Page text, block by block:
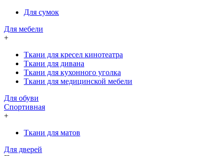
Для сумок
Для мебели
+
Ткани для кресел кинотеатра
Ткани для дивана
Ткани для кухонного уголка
Ткани для медицинской мебели
Для обуви
Спортивная
+
Ткани для матов
Для дверей